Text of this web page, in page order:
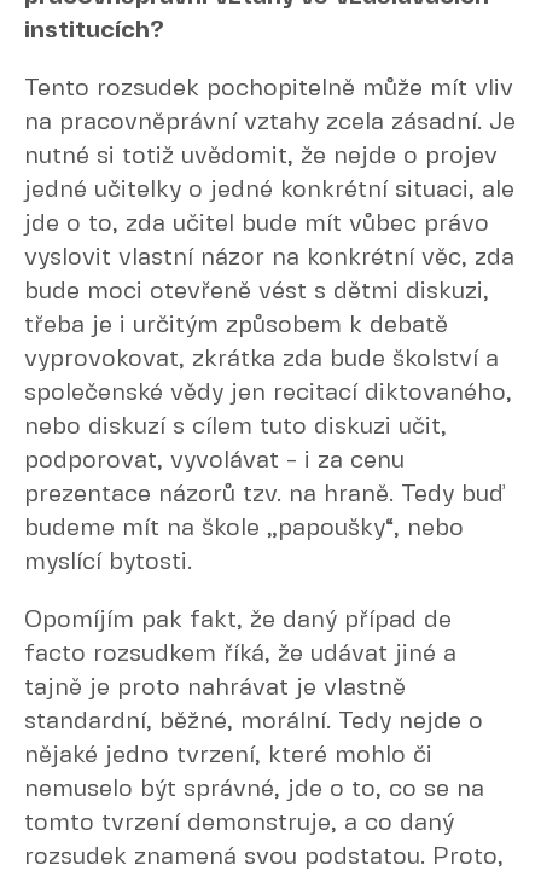
institucích?
Tento rozsudek pochopitelně může mít vliv
na pracovněprávní vztahy zcela zásadní. Je
nutné si totiž uvědomit, že nejde o projev
jedné učitelky o jedné konkrétní situaci, ale
jde o to, zda učitel bude mít vůbec právo
vyslovit vlastní názor na konkrétní věc, zda
bude moci otevřeně vést s dětmi diskuzi,
třeba je i určitým způsobem k debatě
vyprovokovat, zkrátka zda bude školství a
společenské vědy jen recitací diktovaného,
nebo diskuzí s cílem tuto diskuzi učit,
podporovat, vyvolávat - i za cenu
prezentace názorů tzv. na hraně. Tedy buď
budeme mít na škole „papoušky“, nebo
myslící bytosti.
Opomíjím pak fakt, že daný případ de
facto rozsudkem říká, že udávat jiné a
tajně je proto nahrávat je vlastně
standardní, běžné, morální. Tedy nejde o
nějaké jedno tvrzení, které mohlo či
nemuselo být správné, jde o to, co se na
tomto tvrzení demonstruje, a co daný
rozsudek znamená svou podstatou. Proto,